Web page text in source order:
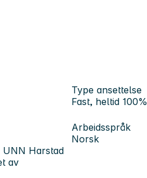
Type ansettelse
Fast, heltid 100%
Arbeidsspråk
Norsk
UNN Harstad
av